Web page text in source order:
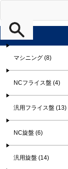
マシニング (8)
NCフライス盤 (4)
汎用フライス盤 (13)
NC旋盤 (6)
汎用旋盤 (14)